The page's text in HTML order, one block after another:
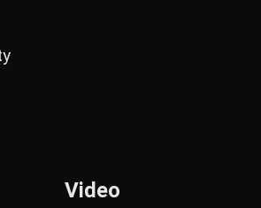
Video